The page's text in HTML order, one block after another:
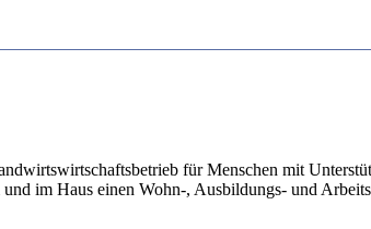
für Menschen mit
im Haus einen Wohn-, Ausbildungs- und